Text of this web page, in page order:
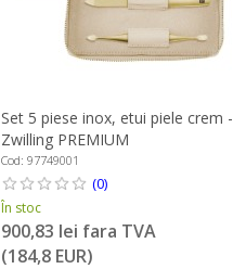
Set 5 piese inox, etui piele crem -
Zwilling PREMIUM
Cod: 97749001
(0)
În stoc
900,83 lei fara TVA
(184,8 EUR)